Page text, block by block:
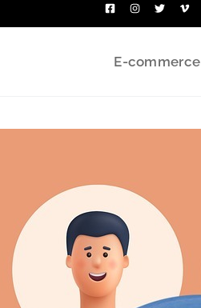
E-commerce